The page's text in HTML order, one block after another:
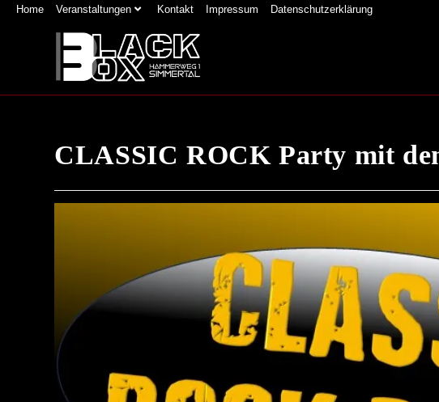
Home Veranstaltungen Kontakt Impressum Datenschutzerklärung
CLASSIC ROCK Party mit